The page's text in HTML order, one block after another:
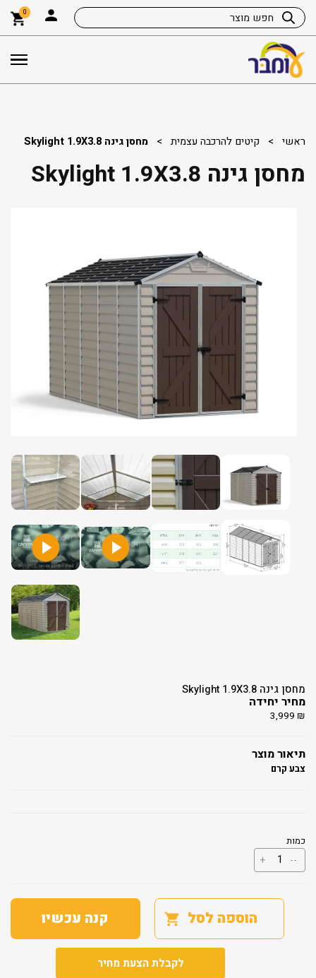
0
ראשי > קיטים להרכבה עצמית > מחסן גינה Skylight 1.9X3.8
מחסן גינה Skylight 1.9X3.8
מחסן גינה Skylight 1.9X3.8
מחיר יחידה
3,999 ₪
תיאור מוצר
צבע קרם
כמות
--
כמות
של
Skylight
+
הוספה לסל קנה עכשיו
לקבלת הצעת מחיר